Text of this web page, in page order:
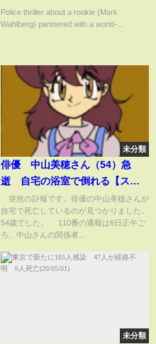
Police thriller about a rookie (Mark
Wahlberg) partnered with a world-...
未分類
俳優 中山美穂さん（54）急
逝 自宅の浴室で倒れる【スー
パーJチャンネル】(2024年12月6
日)
突然の訃報です。俳優の中山美穂さんが
自宅で死亡しているのが見つかりました。
54歳でした。 110番の通報は6日正午ご
ろ、中山さんの関係者...
未分類